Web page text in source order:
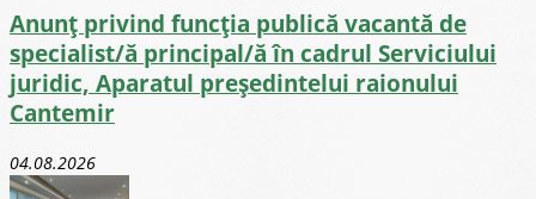
Anunț privind funcția publică vacantă de
specialist/ă principal/ă în cadrul Serviciului
juridic, Aparatul președintelui raionului
Cantemir
04.08.2026